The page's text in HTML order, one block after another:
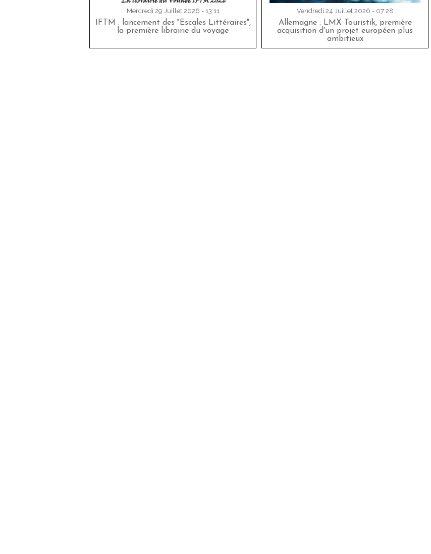
Mercredi 29 Juillet 2026 - 13:11
IFTM : lancement des "Escales Littéraires",
la première librairie du voyage
Vendredi 24 Juillet 2026 - 07:28
Allemagne : LMX Touristik, première
acquisition d'un projet européen plus
ambitieux